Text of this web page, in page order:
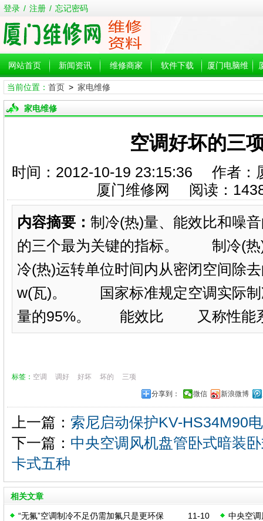
登录 / 注册 / 忘记密码
网站首页 新闻资讯 维修商家 软件下载 厦门电脑维
当前位置： 首页> 家电维修
家电维修
空调好坏的三
时间：2012-10-19 23:15:36 作者
厦门维修网 阅读：
内容摘要： 制冷(热)量、能效比和噪
的三个最为关键的指标。 制冷(
冷(热)运转单位时间内从密闭空间除
w(瓦)。 国家标准规定空调实际制
量的95%。 能效比 又称性能系
标签： 空调 调好 好坏 坏的 三项
分享到： 微信 新浪微博
上一篇： 索尼启动保护KV-HS34M90
下一篇： 中央空调风机盘管卧式暗装
卡式五种
相关文章
11-10
“无氟”空调制冷不足仍需加氟只是更环保
中央空